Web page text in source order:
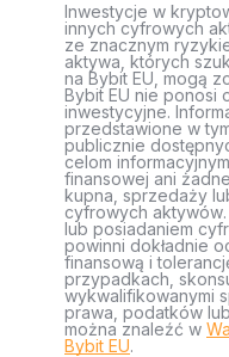
Inwestycje w
innych cyfrowych
ze znacznym
aktywa, których
na Bybit EU, mogą
Bybit EU nie ponosi
inwestycyjne.
przedstawione w
publicznie
celom
finansowej ani
kupna, sprzedaży
cyfrowych
lub posiadaniem
powinni dokładnie
finansową i
przypadkach,
wykwalifikowanymi
prawa, podatków
można znaleźć w
Bybit EU.